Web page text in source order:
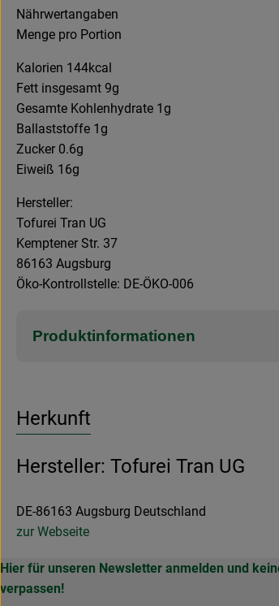
Nährwertangaben
Menge pro Portion
Kalorien 144kcal
Fett insgesamt 9g
Gesamte Kohlenhydrate 1g
Ballaststoffe 1g
Zucker 0.6g
Eiweiß 16g
Hersteller:
Tofurei Tran UG
Kemptener Str. 37
86163 Augsburg
Öko-Kontrollstelle: DE-ÖKO-006
Produktinformationen
Herkunft
Hersteller: Tofurei Tran UG
DE-86163 Augsburg Deutschland
zur Webseite
Hier für unseren Newsletter anmelden und
verpassen!